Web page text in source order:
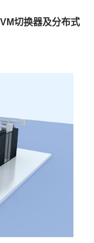
切换器及分布式